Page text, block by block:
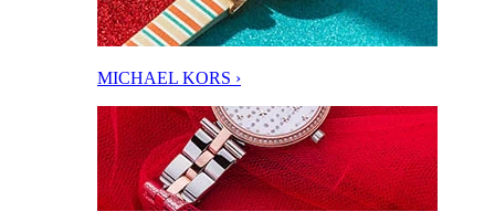
MICHAEL KORS ›